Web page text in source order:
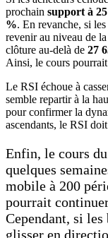
prochain support à
%. En revanche, si
revenir au niveau de la
clôture au-delà de 27
Ainsi, le cours
Le RSI échoue à
semble repartir à la
pour confirmer la
ascendants, le RSI
Enfin, le cours du
quelques
mobile à 200
pourrait
Cependant, si
glisser en